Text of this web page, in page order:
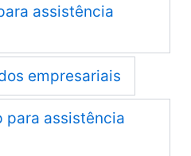
assistência
empresariais
para assistência